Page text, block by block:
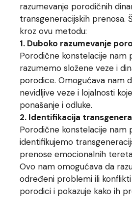
razumevanje porodičnih
transgeneracijskih prenosa.
kroz ovu metodu:
1. Duboko razumevanje
Porodične konstelacije nam
razumemo složene veze i
porodice. Omogućava nam
nevidljive veze i lojalnosti
ponašanje i odluke.
2. Identifikacija
Porodične konstelacije nam
identifikujemo
prenose emocionalnih
Ovo nam omogućava da
određeni problemi ili
porodici i pokazuje kako ih